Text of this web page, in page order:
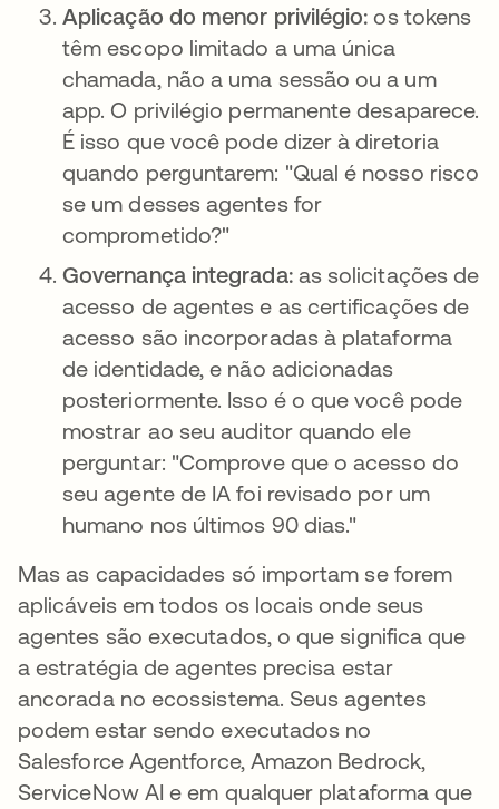
Aplicação do menor privilégio: os tokens
têm escopo limitado a uma única
chamada, não a uma sessão ou a um
app. O privilégio permanente desaparece.
É isso que você pode dizer à diretoria
quando perguntarem: "Qual é nosso risco
se um desses agentes for
comprometido?"
Governança integrada:as solicitações de
acesso de agentes e as certificações de
acesso são incorporadas à plataforma
de identidade, e não adicionadas
posteriormente. Isso é o que você pode
mostrar ao seu auditor quando ele
perguntar: "Comprove que o acesso do
seu agente de IA foi revisado por um
humano nos últimos 90 dias."
Mas as capacidades só importam se forem
aplicáveis em todos os locais onde seus
agentes são executados, o que significa que
a estratégia de agentes precisa estar
ancorada no ecossistema. Seus agentes
podem estar sendo executados no
Salesforce Agentforce, Amazon Bedrock,
ServiceNow AI e em qualquer plataforma que